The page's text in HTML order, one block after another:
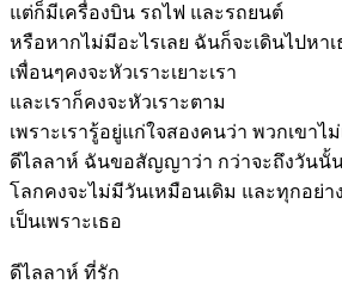
แต่ก็มีเครื่องบิน รถไฟ และรถยนต์
หรือหากไม่มีอะไรเลย ฉันก็จะเดินไปหาเ
เพื่อนๆคงจะหัวเราะเยาะเรา
และเราก็คงจะหัวเราะตาม
เพราะเรารู้อยู่แก่ใจสองคนว่า พวกเขาไ
ดีไลลาห์ ฉันขอสัญญาว่า กว่าจะถึงวันนั้
โลกคงจะไม่มีวันเหมือนเดิม และทุกอย่า
เป็นเพราะเธอ
ดีไลลาห์ ที่รัก